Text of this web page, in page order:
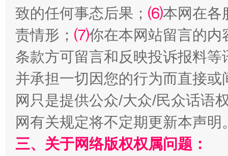
解纷+调解+退费，一次搞定
致的任何事态后果； ⑹本网在各
责情形； ⑺你在本网站留言的内
条款方可留言和反映投诉报料
并承担一切因您的行为而直接
网只是提供公众/大众/民众话语
网有关规定将不定期更新本声明
三、关于网络版权权属问题：